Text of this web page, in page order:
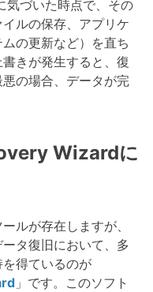
気づいた時点で、その
ルの保存、アプリケ
の更新など）を直ち
きが発生すると、復
の場合、データが完
Wizardに
ルが存在しますが、
タ復旧において、多
得ているのが
」です。このソフト